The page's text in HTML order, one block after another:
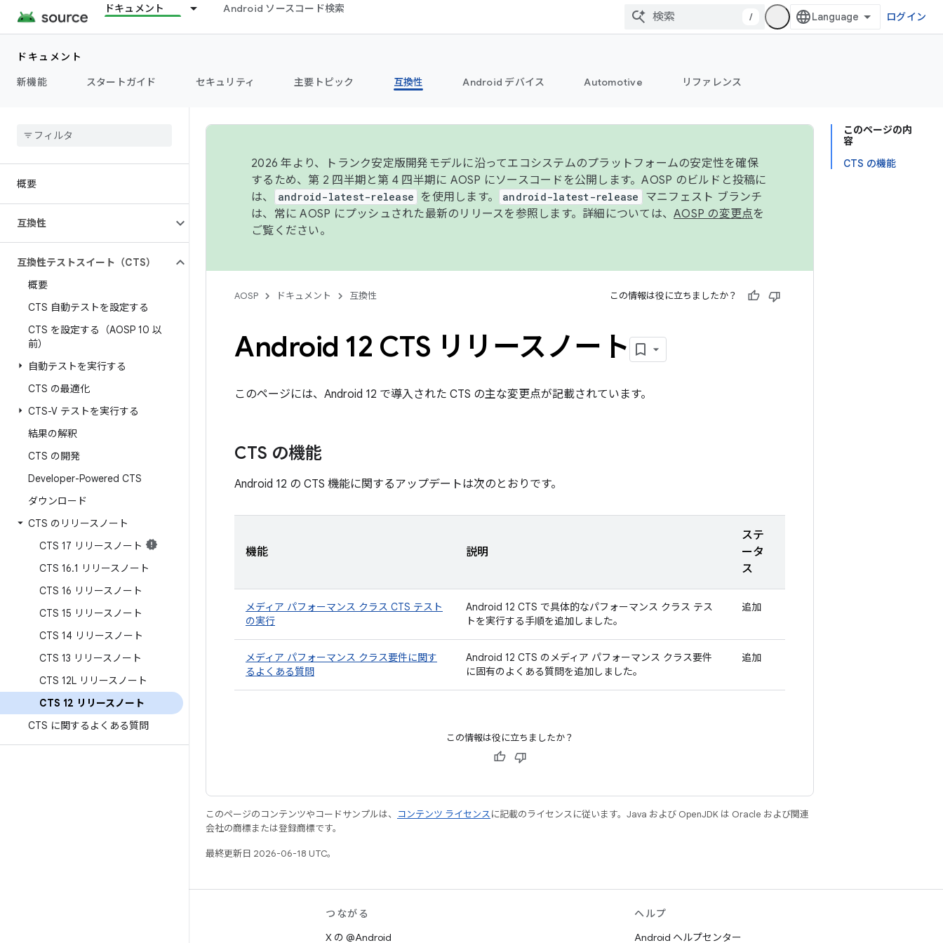
ドキュメント Android ソースコード検索
/ ログイン
ドキュメント
新機能
スタートガイド セキュリティ 主要トピック 互換性 Android デバイス Automotive リファレンス
概要
互換性
互換性テストスイート（CTS）
概要
CTS 自動テストを設定する
CTS を設定する（AOSP 10 以
前）
自動テストを実行する
CTS の最適化
CTS-V テストを実行する
結果の解釈
CTS の開発
Developer-Powered CTS
ダウンロード
CTS のリリースノート
CTS 17 リリースノート
CTS 16.1 リリースノート
CTS 16 リリースノート
CTS 15 リリースノート
CTS 14 リリースノート
CTS 13 リリースノート
CTS 12L リリースノート
CTS 12 リリースノート
CTS に関するよくある質問
このページの内
容
CTS の機能
2026 年より、トランク安定版開発モデルに沿ってエコシステムのプラットフォームの安定性を確保
するため、第 2 四半期と第 4 四半期に AOSP にソースコードを公開します。AOSP のビルドと投稿に
は、
android-latest-release を使用します。 android-latest-release
マニフェスト ブランチ
は、常に AOSP にプッシュされた最新のリリースを参照します。詳細については、 AOSP の変更点を
ご覧ください。
AOSP ドキュメント 互換性 この情報は役に立ちましたか？
Android 12 CTS リリースノート
このページには、Android 12 で導入された CTS の主な変更点が記載されています。
CTS の機能
Android 12 の CTS 機能に関するアップデートは次のとおりです。
機能 説明
ステ
ータ
ス
メディア パフォーマンス クラス CTS テスト
の実行
Android 12 CTS で具体的なパフォーマンス クラス テス
トを実行する手順を追加しました。
追加
メディア パフォーマンス クラス要件に関す
るよくある質問
Android 12 CTS のメディア パフォーマンス クラス要件
に固有のよくある質問を追加しました。
追加
この情報は役に立ちましたか？
このページのコンテンツやコードサンプルは、 コンテンツ ライセンスに記載のライセンスに従います。Java および OpenJDK は Oracle および関連
会社の商標または登録商標です。
最終更新日 2026-06-18 UTC。
つながる
X の @Android
ヘルプ
Android ヘルプセンター